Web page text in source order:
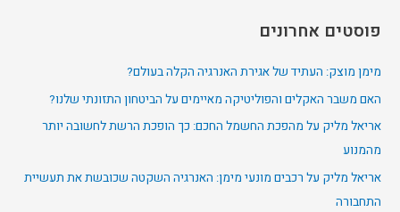
r
o
r
:
פוסטים אחרונים
מימן מוצק: העתיד של אגירת האנרגיה הקלה בעולם?
האם משבר האקלים והפוליטיקה מאיימים על הביטחון התזונתי שלנו?
אריאל מליק על מהפכת החשמל החכם: כך הופכת הרשת לחשובה יותר
מהמנוע
אריאל מליק על רכבים מונעי מימן: האנרגיה השקטה שכובשת את תעשיית
התחבורה